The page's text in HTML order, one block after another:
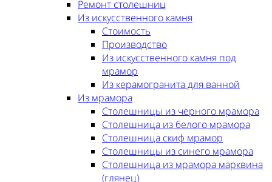
Ремонт столешниц
Из искусственного камня
Стоимость
Производство
Из искусственного камня под
мрамор
Из керамогранита для ванной
Из мрамора
Столешницы из черного мрамора
Столешница из белого мрамора
Столешница скиф мрамор
Столешницы из синего мрамора
Столешница из мрамора марквина
(глянец)